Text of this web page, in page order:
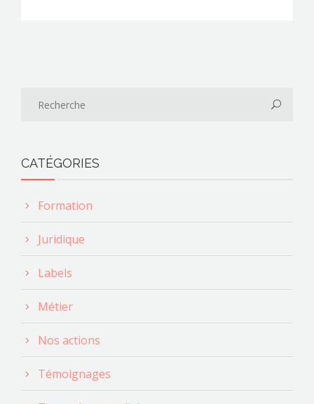
CATÉGORIES
Formation
Juridique
Labels
Métier
Nos actions
Témoignages